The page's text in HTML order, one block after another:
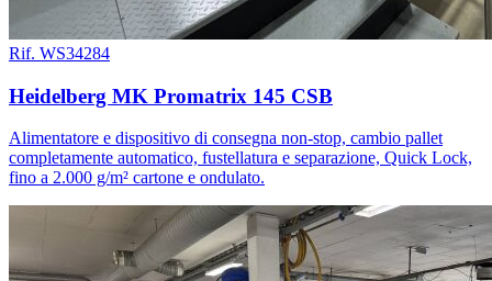
Rif. WS34284
Heidelberg MK Promatrix 145 CSB
Alimentatore e dispositivo di consegna non-stop, cambio pallet
completamente automatico, fustellatura e separazione, Quick Lock,
fino a 2.000 g/m² cartone e ondulato.